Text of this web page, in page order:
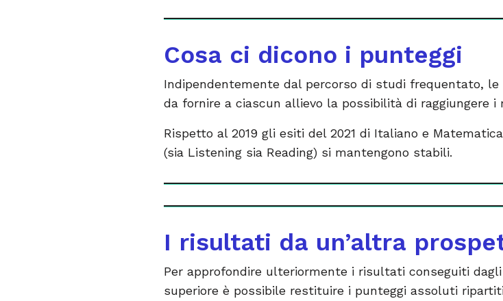
Cosa ci dicono i punteggi
Indipendentemente dal percorso di studi frequentato,
da fornire a ciascun allievo la possibilità di raggiungere
Rispetto al 2019 gli esiti del 2021 di Italiano e
(sia Listening sia Reading) si mantengono stabili.
I risultati da un’altra
Per approfondire ulteriormente i risultati conseguiti
superiore è possibile restituire i punteggi assoluti